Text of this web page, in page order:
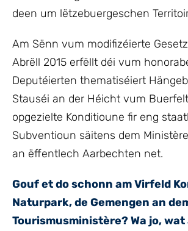
deen um lëtzebuergeschen
Am Sënn vum modifizéierte
Abrëll 2015 erfëllt déi vum
Deputéierten thematiséiert
Stauséi an der Héicht vum
opgezielte Konditioune fir eng
Subventioun säitens dem
an ëffentlech Aarbechten net.
Gouf et do schonn am Virfeld
Naturpark, de Gemengen an
Tourismusministère? Wa jo, wat